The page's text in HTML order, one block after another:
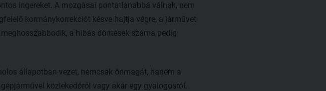
ingereket. A mozgásai pontatlanabbá válnak, nem
kormánykorrekciót késve hajtja végre, a járművet
a hibás döntések száma pedig
állapotban vezet, nemcsak önmagát, hanem a
közlekedőről vagy akár egy gyalogosról.